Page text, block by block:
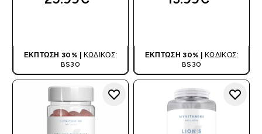
ΈΚΠΤΩΣΗ 30% |
ΚΩΔΙΚΌΣ:
BS30
ΈΚΠΤΩΣΗ 30% |
ΚΩΔΙΚΌΣ:
BS30